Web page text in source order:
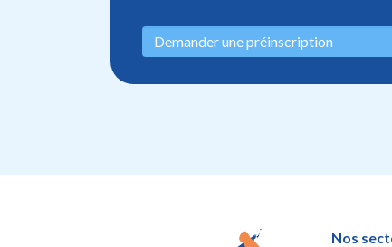
Demander une préinscription
Nos